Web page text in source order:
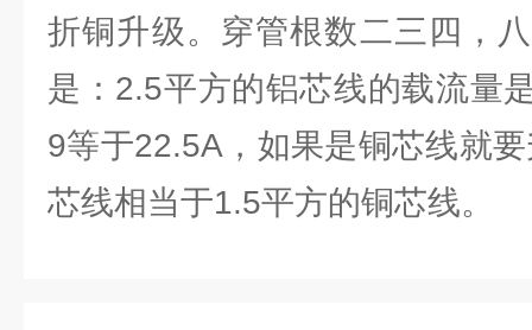
折铜升级。穿管根数二三四，
是：2.5平方的铝芯线的载流量
9等于22.5A，如果是铜芯线就
芯线相当于1.5平方的铜芯线。